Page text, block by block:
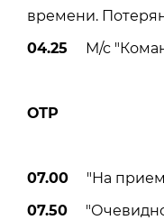
времени.
04.25 М/с
ОТР
07.00 "На приеме
07.50